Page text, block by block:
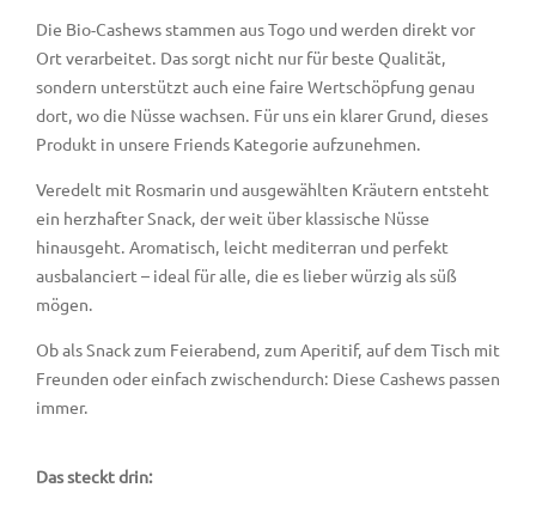
Die Bio-Cashews stammen aus Togo und werden direkt vor
Ort verarbeitet. Das sorgt nicht nur für beste Qualität,
sondern unterstützt auch eine faire Wertschöpfung genau
dort, wo die Nüsse wachsen. Für uns ein klarer Grund, dieses
Produkt in unsere Friends Kategorie aufzunehmen.
Veredelt mit Rosmarin und ausgewählten Kräutern entsteht
ein herzhafter Snack, der weit über klassische Nüsse
hinausgeht. Aromatisch, leicht mediterran und perfekt
ausbalanciert – ideal für alle, die es lieber würzig als süß
mögen.
Ob als Snack zum Feierabend, zum Aperitif, auf dem Tisch mit
Freunden oder einfach zwischendurch: Diese Cashews passen
immer.
Das steckt drin: